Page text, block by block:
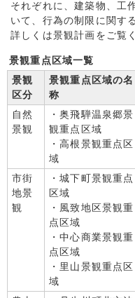
それぞれに、建築物、工
いて、行為の制限に関す
詳しくは景観計画をご覧
景観重点区域一覧
景観
区分
景観重点区域の名
称
自然
景観
・奥飛騨温泉郷景
観重点区域
・高根景観重点区
域
市街
地景
観
・城下町景観重点
区域
・風致地区景観重
点区域
・中心商業景観重
点区域
・里山景観重点区
域